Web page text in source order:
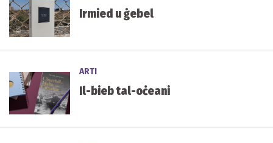
Irmied u ġebel
ARTI
Il-bieb tal-oċeani